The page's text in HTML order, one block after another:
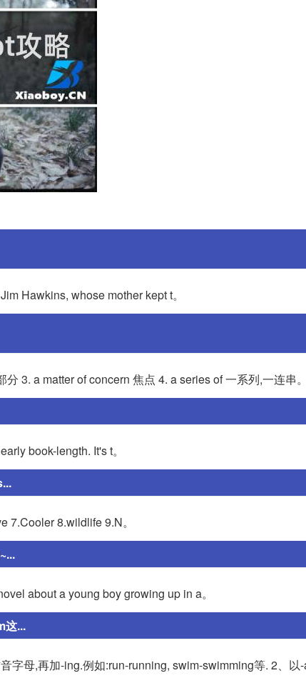
Hawkins, whose mother kept t。
3. a matter of concern 焦点 4. a series of 一系列,一连串。
book-length. It's t。
7.Cooler 8.wildlife 9.N。
about a young boy growing up in a。
这...
字母,再加-ing.例如:run-running, swim-swimming等. 2、以-